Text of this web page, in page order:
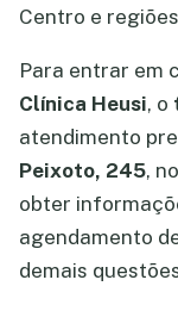
Centro e
Para entrar em
Clínica Heusi, o
atendimento
Peixoto, 245,
obter
agendamento
demais